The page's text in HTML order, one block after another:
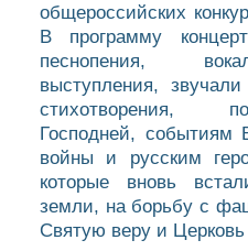
общероссийских
В программу
песнопения,
выступления,
стихотворения,
Господней, событиям
войны и русским
которые вновь
земли, на борьбу с
Святую веру и